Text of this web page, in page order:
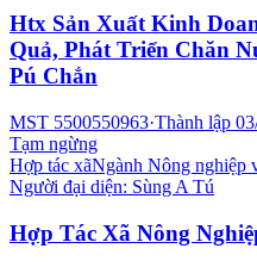
Htx Sản Xuất Kinh
Quả, Phát Triển Chăn
Pú Chắn
MST 5500550963·Thành lập
Tạm ngừng
Hợp tác xãNgành Nông nghiệp
Người đại diện: Sùng A Tú
Hợp Tác Xã Nông